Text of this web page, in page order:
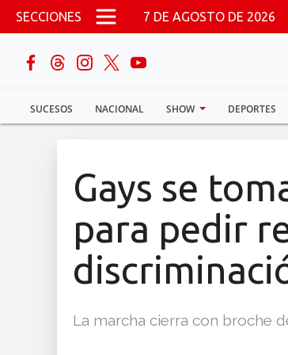
Pasar al contenido principal
SECCIONES 7 DE AGOSTO DE 2026
SUCESOS NACIONAL SHOW DEPORTES
buscar
Sucesos
Gays se
para pedir
La marcha cierra con broche